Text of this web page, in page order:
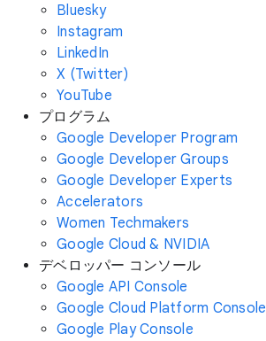
Bluesky
Instagram
LinkedIn
X (Twitter)
YouTube
プログラム
Google Developer Program
Google Developer Groups
Google Developer Experts
Accelerators
Women Techmakers
Google Cloud & NVIDIA
デベロッパー コンソール
Google API Console
Google Cloud Platform Console
Google Play Console